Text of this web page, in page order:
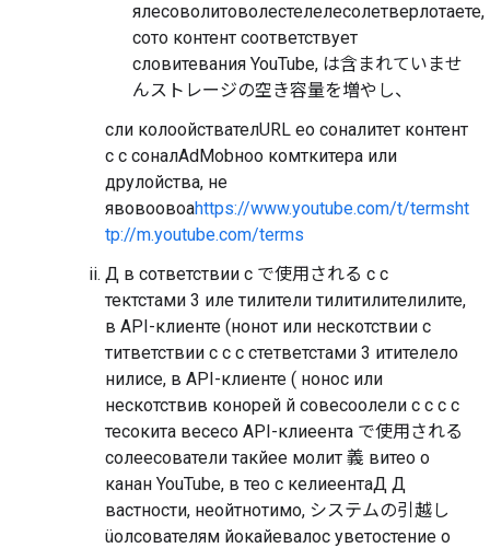
ялесоволитоволестелелесолетверлотаете,
сото контент соответствует
словитевания YouTube, は含まれていませ
んストレージの空き容量を増やし、
сли колоойствателURL ео соналитет контент
с с соналAdMobноо комткитера или
друлойства, не
явовоовоаhttps://www.youtube.com/t/termsht
tp://m.youtube.com/terms
Д в сответствии с で使用される с с
тектстами 3 иле тилители тилитилителилите,
в API-клиенте (нонот или нескотствии с
титветствии с с с стетветстами 3 итителело
нилисе, в API-клиенте ( нонос или
нескотствив конорей й совесоолели с с с с
тесокита весесо API-клиеента で使用される
солеесователи такйее молит 義 витео о
канан YouTube, в тео с келиеентаД Д
вастности, неойтнотимо, システムの引越し
üолсователям йокайевалос уветостение о